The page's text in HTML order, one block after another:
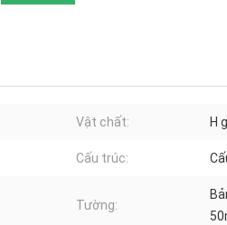
Vật chất: H
Cấu trúc:
Tường: